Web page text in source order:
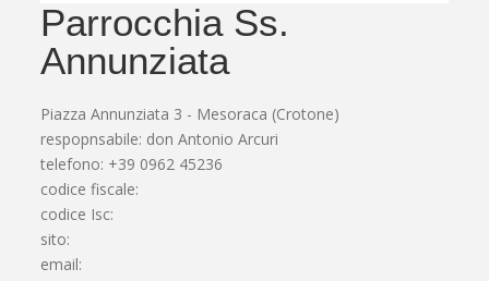
Parrocchia Ss.
Annunziata
Piazza Annunziata 3 - Mesoraca (Crotone)
respopnsabile: don Antonio Arcuri
telefono: +39 0962 45236
codice fiscale:
codice Isc:
sito:
email: